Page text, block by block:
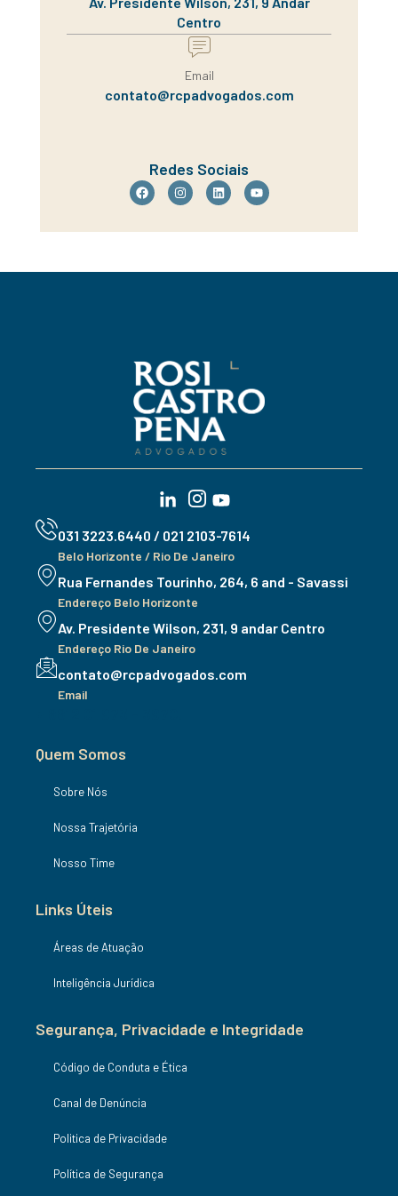
Centro
Email
contato@rcpadvogados.com
Redes Sociais
031 3223.6440 / 021 2103-7614
Belo Horizonte / Rio De Janeiro
Rua Fernandes Tourinho, 264, 6 and - Savassi
Endereço Belo Horizonte
Av. Presidente Wilson, 231, 9 andar Centro
Endereço Rio De Janeiro
contato@rcpadvogados.com
Email
Quem Somos
Sobre Nós
Nossa Trajetória
Nosso Time
Links Úteis
Áreas de Atuação
Inteligência Jurídica
Segurança, Privacidade e Integridade
Código de Conduta e Ética
Canal de Denúncia
Politica de Privacidade
Política de Segurança